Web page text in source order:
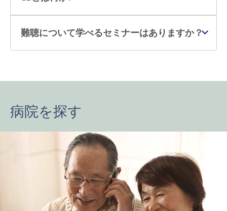
難聴について学べるセミナーはありますか？
病院を探す